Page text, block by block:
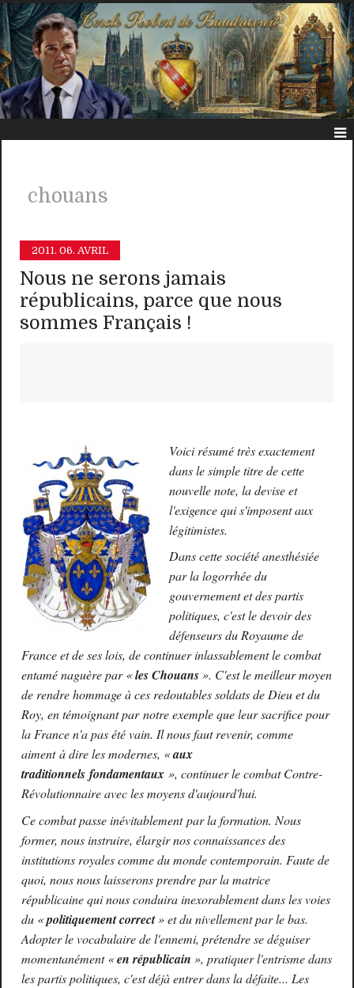
chouans
2011. 06. AVRIL
Nous ne serons jamais
républicains, parce que nous
sommes Français !
Voici résumé très exactement
dans le simple titre de cette
nouvelle note, la devise et
l'exigence qui s'imposent aux
légitimistes.
Dans cette société anesthésiée
par la logorrhée du
gouvernement et des partis
politiques, c'est le devoir des
défenseurs du Royaume de
France et de ses lois, de continuer inlassablement le combat
entamé naguère par «les Chouans». C'est le meilleur moyen
de rendre hommage à ces redoutables soldats de Dieu et du
Roy, en témoignant par notre exemple que leur sacrifice pour
la France n'a pas été vain. Il nous faut revenir, comme
aiment à dire les modernes, «aux
traditionnels fondamentaux », continuer le combat Contre-
Révolutionnaire avec les moyens d'aujourd'hui.
Ce combat passe inévitablement par la formation. Nous
former, nous instruire, élargir nos connaissances des
institutions royales comme du monde contemporain. Faute de
quoi, nous nous laisserons prendre par la matrice
républicaine qui nous conduira inexorablement dans les voies
du «politiquement correct»et du nivellement par le bas.
Adopter le vocabulaire de l'ennemi, prétendre se déguiser
momentanément«en républicain », pratiquer l'entrisme dans
les partis politiques, c'est déjà entrer dans la défaite... Les